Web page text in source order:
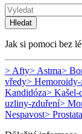
Hledat
Jak si pomoci bez
> Afty> Astma>
vředy>
Kandidóza> Kašel-
uzliny-zduření>
Nespavost> Prostata